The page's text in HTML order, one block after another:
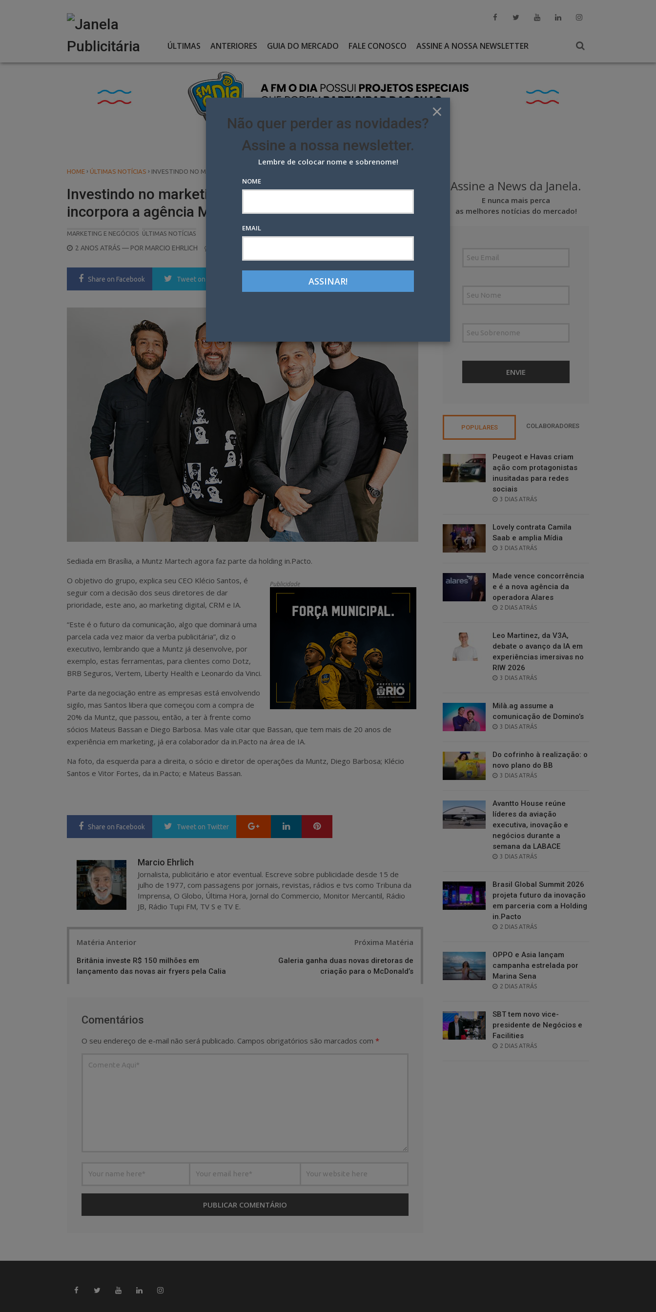
ÚLTIMAS ANTERIORES GUIA DO MERCADO FALE CONOSCO ASSINE A NOSSA NEWSLETTER
HOME › ÚLTIMAS NOTÍCIAS › INVESTINDO NO MARKETING DIGITAL, HOLDING IN.PACTO INCORPORA A AGÊNCIA MUNTZ
Investindo no marketing digital, holding in.Pacto
incorpora a agência Muntz
MARKETING E NEGÓCIOS ÚLTIMAS NOTÍCIAS
POSTED
2 ANOS ATRÁS — POR MARCIO EHRLICH
Share on Facebook Tweet on Twitter LinkedIn Pinterest
Sediada em Brasília, a Muntz Martech agora faz parte da holding in.Pacto.
Publicidade
O objetivo do grupo, explica seu CEO Klécio Santos, é
seguir com a decisão dos seus diretores de dar
prioridade, este ano, ao marketing digital, CRM e IA.
“Este é o futuro da comunicação, algo que dominará uma
parcela cada vez maior da verba publicitária”, diz o
executivo, lembrando que a Muntz já desenvolve, por
exemplo, estas ferramentas, para clientes como Dotz,
BRB Seguros, Vertem, Liberty Health e Leonardo da Vinci.
Parte da negociação entre as empresas está envolvendo
sigilo, mas Santos libera que começou com a compra de
20% da Muntz, que passou, então, a ter à frente como
sócios Mateus Bassan e Diego Barbosa. Mas vale citar que Bassan, que tem mais de 20 anos de
experiência em marketing, já era colaborador da in.Pacto na área de IA.
Na foto, da esquerda para a direita, o sócio e diretor de operações da Muntz, Diego Barbosa; Klécio
Santos e Vitor Fortes, da in.Pacto; e Mateus Bassan.
Share on Facebook Tweet on Twitter Google+ LinkedIn
Marcio Ehrlich
Jornalista, publicitário e ator eventual. Escreve sobre publicidade desde 15 de
julho de 1977, com passagens por jornais, revistas, rádios e tvs como Tribuna da
Imprensa, O Globo, Última Hora, Jornal do Commercio, Monitor Mercantil, Rádio
JB, Rádio Tupi FM, TV S e TV E.
Matéria Anterior
Britânia investe R$ 150 milhões em
lançamento das novas air fryers pela Calia
Próxima Matéria
Galeria ganha duas novas diretoras de
criação para o McDonald’s
Comentários
O seu endereço de e-mail não será publicado. Campos obrigatórios são marcados com *
Assine a News da Janela.
E nunca mais perca
as melhores notícias do mercado!
POPULARES COLABORADORES
Peugeot e Havas criam
ação com protagonistas
inusitadas para redes
sociais
POSTED
3 DIAS ATRÁS
Lovely contrata Camila
Saab e amplia Mídia
POSTED
3 DIAS ATRÁS
Made vence concorrência
e é a nova agência da
operadora Alares
POSTED
2 DIAS ATRÁS
Leo Martinez, da V3A,
debate o avanço da IA em
experiências imersivas no
RIW 2026
POSTED
3 DIAS ATRÁS
Milà.ag assume a
comunicação de Domino’s
POSTED
3 DIAS ATRÁS
Do cofrinho à realização: o
novo plano do BB
POSTED
3 DIAS ATRÁS
Avantto House reúne
líderes da aviação
executiva, inovação e
negócios durante a
semana da LABACE
POSTED
3 DIAS ATRÁS
Brasil Global Summit 2026
projeta futuro da inovação
em parceria com a Holding
in.Pacto
POSTED
2 DIAS ATRÁS
OPPO e Asia lançam
campanha estrelada por
Marina Sena
POSTED
2 DIAS ATRÁS
SBT tem novo vice-
presidente de Negócios e
Facilities
POSTED
2 DIAS ATRÁS
×
Não quer perder as novidades?
Assine a nossa newsletter.
Lembre de colocar nome e sobrenome!
NOME
EMAIL